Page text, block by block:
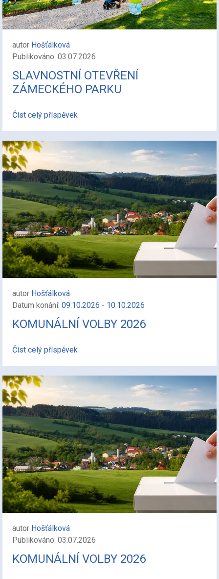
autor Hošťálková
Publikováno: 03.07.2026
SLAVNOSTNÍ OTEVŘENÍ
ZÁMECKÉHO PARKU
Číst celý příspěvek
autor Hošťálková
Datum konání: 09.10.2026 - 10.10.2026
KOMUNÁLNÍ VOLBY 2026
Číst celý příspěvek
autor Hošťálková
Publikováno: 03.07.2026
KOMUNÁLNÍ VOLBY 2026